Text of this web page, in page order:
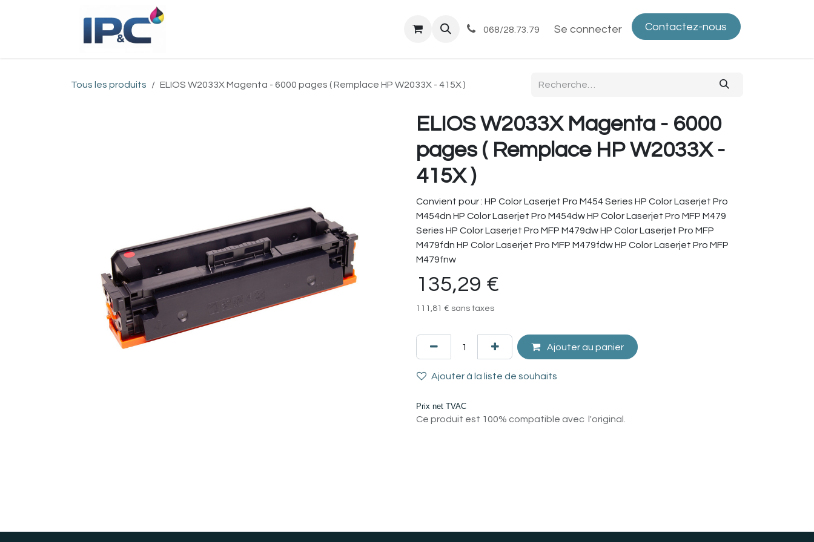
Commandes et livraisons Contactez-nous Politique de confidentialité
068/28.73.79 Se connecter Contactez-nous
Tous les produits ELIOS W2033X Magenta - 6000 pages ( Remplace HP W2033X - 415X )
ELIOS W2033X Magenta - 6000
pages ( Remplace HP W2033X -
415X )
Convient pour : HP Color Laserjet Pro M454 Series HP Color Laserjet Pro
M454dn HP Color Laserjet Pro M454dw HP Color Laserjet Pro MFP M479
Series HP Color Laserjet Pro MFP M479dw HP Color Laserjet Pro MFP
M479fdn HP Color Laserjet Pro MFP M479fdw HP Color Laserjet Pro MFP
M479fnw
135,29 €
111,81 € sans taxes
Ajouter au panier
Ajouter à la liste de souhaits
Prix net TVAC
Ce produit est 100% compatible avec l'original.